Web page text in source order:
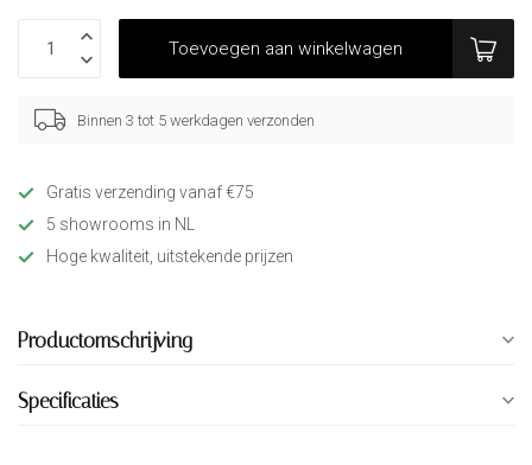
Toevoegen aan winkelwagen
Binnen 3 tot 5 werkdagen verzonden
Gratis verzending vanaf €75
5 showrooms in NL
Hoge kwaliteit, uitstekende prijzen
Productomschrijving
Specificaties